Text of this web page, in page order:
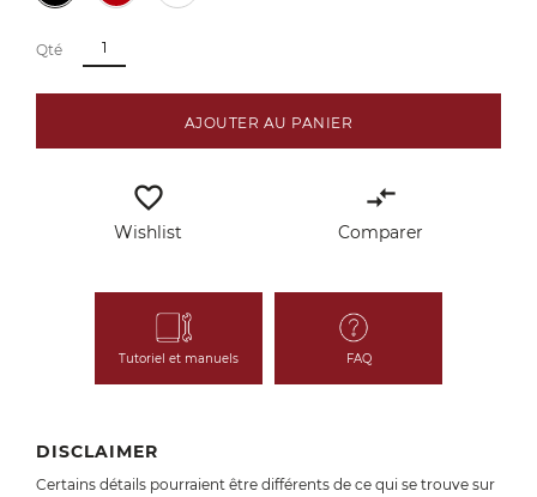
Qté
AJOUTER AU PANIER
favorite_border
Wishlist
compare_arrows
Comparer
Tutoriel et manuels FAQ
DISCLAIMER
Certains détails pourraient être différents de ce qui se trouve sur